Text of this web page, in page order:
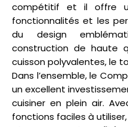
compétitif et il offre
fonctionnalités et les
du design
construction de haute
cuisson polyvalentes, le
Dans l’ensemble, le
un excellent
cuisiner en plein air.
fonctions faciles à